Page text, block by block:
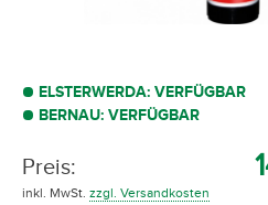
ELSTERWERDA: VERFÜGBAR
BERNAU: VERFÜGBAR
Preis:
inkl. MwSt. zzgl. Versandkosten